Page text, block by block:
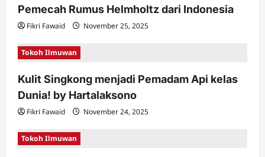
t
i
o
n
Pemecah Rumus Helmholtz dari Indonesia
Fikri Fawaid November 25, 2025
Tokoh Ilmuwan
Kulit Singkong menjadi Pemadam Api kelas
Dunia! by Hartalaksono
Fikri Fawaid November 24, 2025
Tokoh Ilmuwan